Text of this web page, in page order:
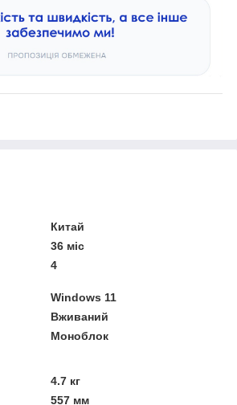
Китай
36 міс
4
Windows 11
Вживаний
Моноблок
4.7 кг
557 мм